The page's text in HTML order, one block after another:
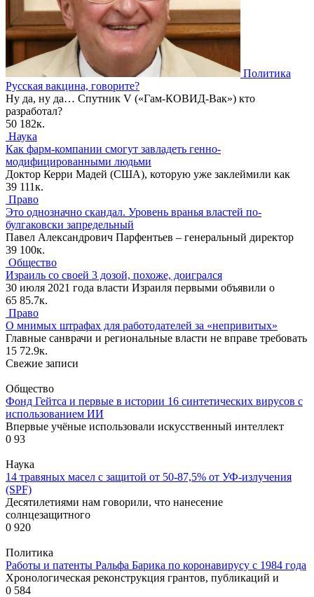
Политика
Русская вакцина, говорите?
Ну да, ну да… Спутник V («Гам-КОВИД-Вак») кто
разработал?
50 182к.
Наука
Как фарм-компании смогут завладеть генно-
модифицированными людьми
Доктор Керри Мадей (США), которую уже заклеймили как
39 111к.
Право
Это однозначно скандал. Уровень вранья властей по-
булгаковски запредельный
Павел Александрович Парфентьев – генеральный директор
39 100к.
Общество
Израиль со своей 3 дозой, похоже, доигрался
30 июля 2021 года власти Израиля первыми объявили о
65 85.7к.
Право
О мнимых штрафах для работодателей за «непривитых»
Главные санврачи и региональные власти не вправе требовать
15 72.9к.
Свежие записи
Общество
Фонд Гейтса и первые в истории 16 синтетических вирусов с
использованием ИИ
Впервые учёные использовали искусственный интеллект
0 93
Наука
14 травяных масел с защитой от 50-87,5% от УФ-излучения
(SPF)
Десятилетиями нам говорили, что нанесение
солнцезащитного
0 920
Политика
Работы и патенты Ральфа Барика по коронавирусу с 1984 года
Хронологическая реконструкция грантов, публикаций и
0 584